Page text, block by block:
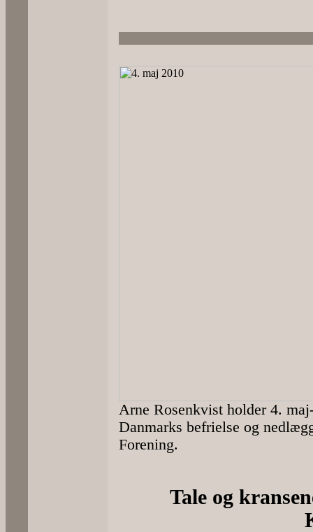
Arne Rosenkvist holder 4.
Danmarks befrielse og
Forening.
Tale og